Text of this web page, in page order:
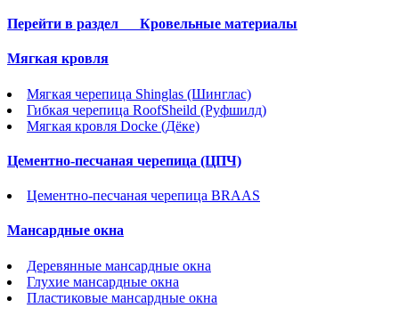
Перейти в раздел Кровельные материалы
Мягкая кровля
Мягкая черепица Shinglas (Шинглас)
Гибкая черепица RoofSheild (Руфшилд)
Мягкая кровля Docke (Дёке)
Цементно-песчаная черепица (ЦПЧ)
Цементно-песчаная черепица BRAAS
Мансардные окна
Деревянные мансардные окна
Глухие мансардные окна
Пластиковые мансардные окна